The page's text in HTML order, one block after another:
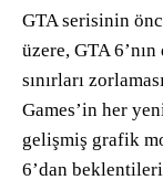
GTA serisinin
üzere, GTA
sınırları
Games’in her
gelişmiş grafik
6’dan